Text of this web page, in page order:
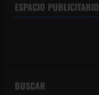
ESPACIO PUBLICITARIO
BUSCAR